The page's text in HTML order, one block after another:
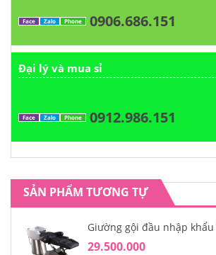
Face Zalo Phone 0906.686.151
Đại lý và mua sỉ
Face Zalo Phone 0912.986.151
SẢN PHẨM TƯƠNG TỰ
Giường gội đầu nhập khẩu
29.500.000